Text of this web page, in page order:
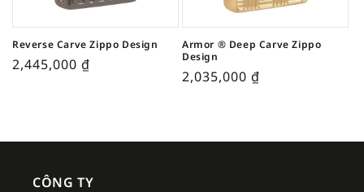
Reverse Carve Zippo Design
2,445,000 ₫
Armor ® Deep Carve Zippo
Design
2,035,000 ₫
CÔNG TY